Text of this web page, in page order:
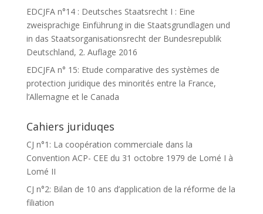
EDCJFA n°14 : Deutsches Staatsrecht I : Eine
zweisprachige Einführung in die Staatsgrundlagen und
in das Staatsorganisationsrecht der Bundesrepublik
Deutschland, 2. Auflage 2016
EDCJFA n° 15: Etude comparative des systèmes de
protection juridique des minorités entre la France,
l’Allemagne et le Canada
Cahiers juriduqes
CJ n°1: La coopération commerciale dans la
Convention ACP- CEE du 31 octobre 1979 de Lomé I à
Lomé II
CJ n°2: Bilan de 10 ans d’application de la réforme de la
filiation